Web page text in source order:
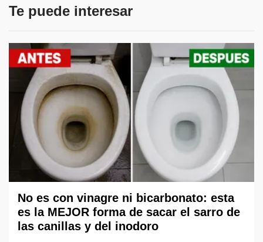
Te puede interesar
No es con vinagre ni bicarbonato: esta
es la MEJOR forma de sacar el sarro de
las canillas y del inodoro